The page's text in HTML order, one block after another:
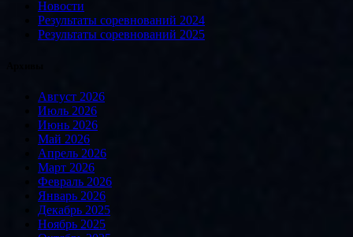
Новости
Результаты соревнований 2024
Результаты соревнований 2025
Август 2026
Июль 2026
Июнь 2026
Май 2026
Апрель 2026
Март 2026
Февраль 2026
Январь 2026
Декабрь 2025
Ноябрь 2025